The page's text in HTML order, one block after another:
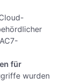
für
wurden